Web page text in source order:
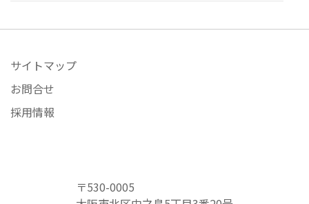
サイトマップ
お問合せ
採用情報
〒530-0005